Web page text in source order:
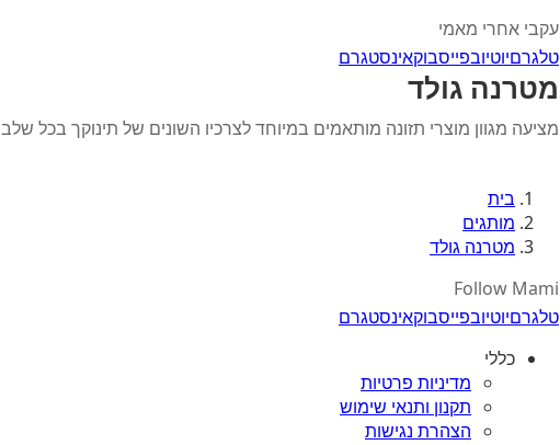
עקבי אחרי מאמי
טלגרםיוטיובפייסבוקאינסטגרם
מטרנה גולד
מציעה מגוון מוצרי תזונה מותאמים במיוחד לצרכיו השונים של תינוקך בכל שלב
בית
מותגים
מטרנה גולד
Follow Mami
טלגרםיוטיובפייסבוקאינסטגרם
כללי
מדיניות פרטיות
תקנון ותנאי שימוש
הצהרת נגישות